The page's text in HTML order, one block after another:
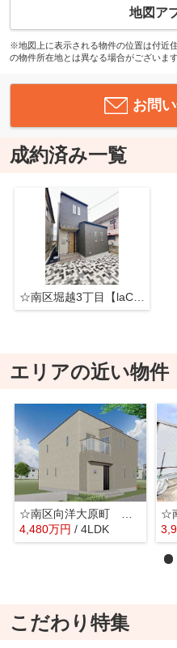
地図ア
※地図上に表示される物件の位置は付近
の物件所在地とは異なる場合がございます
お問
成約済み一覧
☆南区堀越3丁目【laClass-D シリーズ】新築分譲☆
エリアの近い物件
4,480万円 / 4LDK
こだわり特集